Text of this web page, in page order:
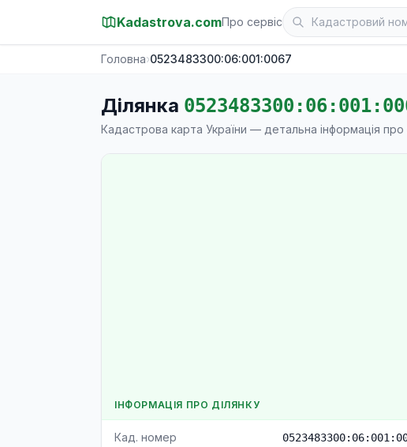
Kadastrova.comПро сервіс
Головна›0523483300:06:001:0067
Ділянка
Кадастрова карта України — детальна інформація про
ІНФОРМАЦІЯ ПРО ДІЛЯНКУ
Кад. номер